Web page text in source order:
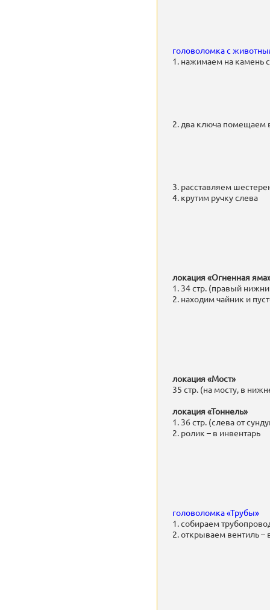
головоломка с
1. нажимаем на камень
2. два ключа помещаем
3. расставляем
4. крутим ручку слева
локация «Огненная
1. 34 стр. (правый
2. находим чайник и
локация «Мост»
35 стр. (на мосту, в
локация «Тоннель»
1. 36 стр. (слева от
2. ролик – в инвентарь
головоломка «Трубы»
1. собираем
2. открываем вентиль